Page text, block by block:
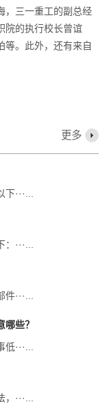
，三一重工的副总经
院的执行校长曾谊
等。此外，还有来自
更多
···...
···...
···...
些？
···...
···...